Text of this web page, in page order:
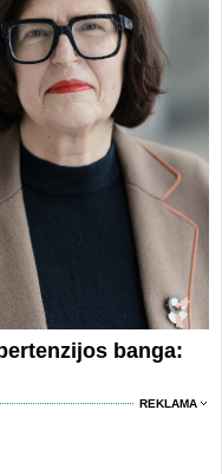
banga:
REKLAMA